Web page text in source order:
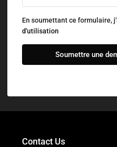
En soumettant ce formulaire,
d'utilisation
Soumettre une
Contact Us